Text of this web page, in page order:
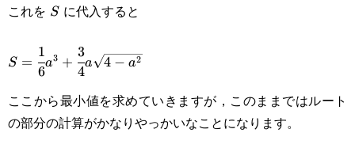
a^2}
これを S
S に代入すると
S=\cfrac{1}
{6}a^3+\cfrac{3}
{4}a\sqrt{4-a^2}
S =
6
1
a3 +
4
3
a 4 − a2
ここから最小値を求めていきますが，このままではルート
の部分の計算がかなりやっかいなことになります。